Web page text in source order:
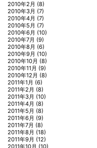
2010年2月 (8)
2010年3月 (7)
2010年4月 (7)
2010年5月 (7)
2010年6月 (10)
2010年7月 (9)
2010年8月 (6)
2010年9月 (10)
2010年10月 (8)
2010年11月 (9)
2010年12月 (8)
2011年1月 (6)
2011年2月 (8)
2011年3月 (10)
2011年4月 (8)
2011年5月 (8)
2011年6月 (9)
2011年7月 (8)
2011年8月 (18)
2011年9月 (12)
2011年10月 (10)